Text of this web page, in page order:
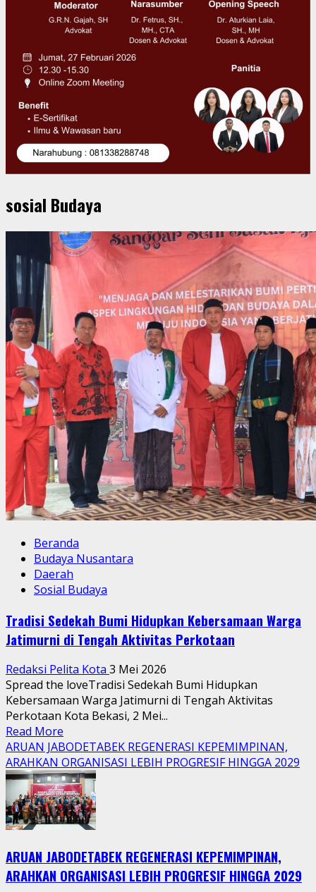
sosial Budaya
Beranda
Budaya Nusantara
Daerah
Sosial Budaya
Tradisi Sedekah Bumi Hidupkan Kebersamaan Warga
Jatimurni di Tengah Aktivitas Perkotaan
Redaksi Pelita Kota 3 Mei 2026
Spread the loveTradisi Sedekah Bumi Hidupkan
Kebersamaan Warga Jatimurni di Tengah Aktivitas
Perkotaan Kota Bekasi, 2 Mei...
Read More
more
about
Tradisi
Sedekah
Bumi
Hidupkan
Warga
Jatimurni
di
ARUAN JABODETABEK REGENERASI KEPEMIMPINAN,
ARAHKAN ORGANISASI LEBIH PROGRESIF HINGGA 2029
ARUAN JABODETABEK REGENERASI KEPEMIMPINAN,
ARAHKAN ORGANISASI LEBIH PROGRESIF HINGGA 2029